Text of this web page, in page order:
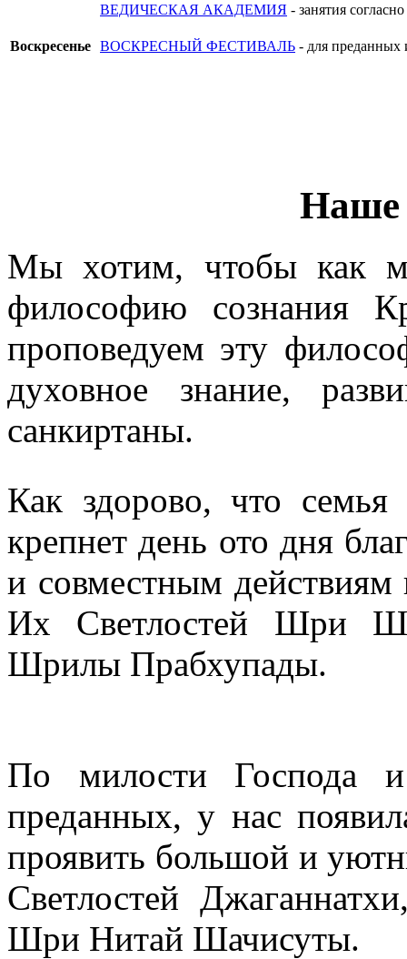
ВЕДИЧЕСКАЯ АКАДЕМИЯ - занятия согласно
Воскресенье ВОСКРЕСНЫЙ ФЕСТИВАЛЬ - для преданных
Наше
Мы хотим, чтобы как
философию сознания
проповедуем эту
духовное знание,
санкиртаны.
Как здорово, что семья
крепнет день ото дня
и совместным действиям
Их Светлостей Шри
Шрилы Прабхупады.
По милости Господа
преданных, у нас
проявить большой и
Светлостей
Шри Нитай Шачисуты.